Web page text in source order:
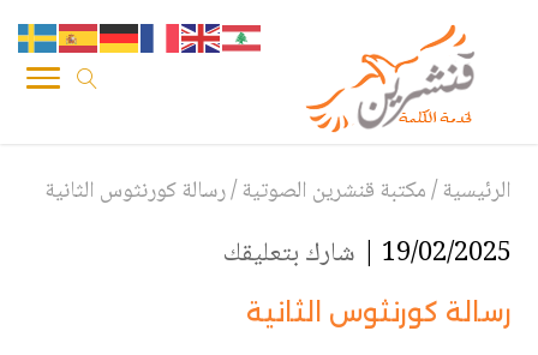
الرئيسية/مكتبة قنشرين الصوتية/رسالة كورنثوس الثانية
19/02/2025 | شارك بتعليقك
رسالة كورنثوس الثانية